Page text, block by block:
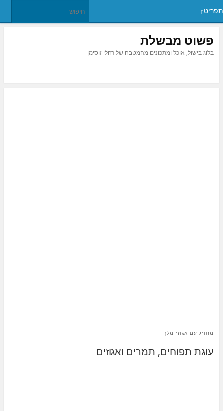
תפריט
פשוט מבשלת
בלוג בישול, אוכל ומתכונים מהמטבח של רחלי זוסימן
מתויג עם אגוזי מלך
עוגת תפוחים, תמרים ואגוזים